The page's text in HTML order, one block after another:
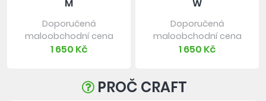
M
Doporučená
maloobchodní cena
1 650 Kč
W
Doporučená
maloobchodní cena
1 650 Kč
PROČ CRAFT